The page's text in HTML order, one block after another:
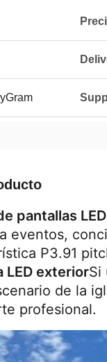
pantallas LED
eventos,
P3.91
LED exteriorSi
de la
profesional.